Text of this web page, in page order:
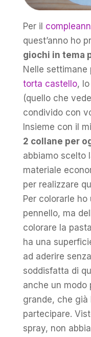
Per il
quest’anno ho
giochi in tema
Nelle
torta castello, lo
(quello che
condivido con
Insieme con il
2 collane per
abbiamo scelto
materiale
per realizzare
Per colorarle
pennello, ma
colorare la
ha una
ad aderire
soddisfatta di
anche un modo
grande, che
partecipare.
spray, non